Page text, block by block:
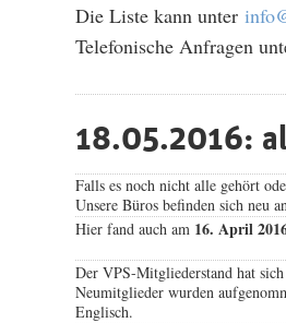
Die Liste kann unter
Telefonische Anfragen
18.05.2016:
Falls es noch nicht alle gehört
Unsere Büros befinden sich neu
Hier fand auch am 16. April
Der VPS-Mitgliederstand hat
Neumitglieder wurden
Englisch.